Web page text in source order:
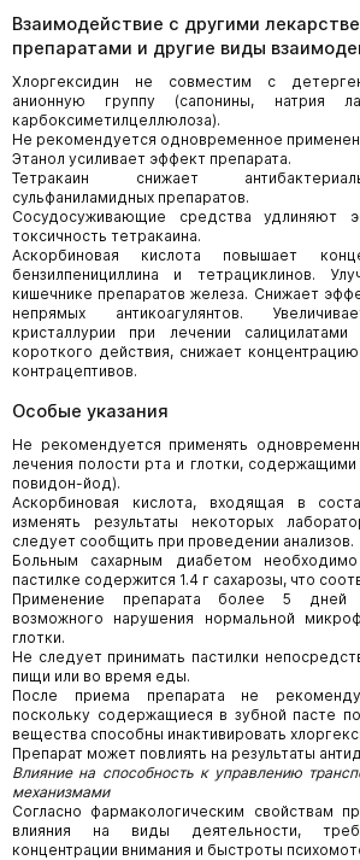
Взаимодействие с другими
препаратами и другие виды
Хлоргексидин не совместим с
анионную группу (сапонины, натрия
карбоксиметилцеллюлоза).
Не рекомендуется одновременное
Этанол усиливает эффект препарата.
Тетракаин снижает
сульфаниламидных препаратов.
Сосудосуживающие средства удлиняют
токсичность тетракаина.
Аскорбиновая кислота повышает
бензилпенициллина и тетрациклинов.
кишечнике препаратов железа. Снижает
непрямых антикоагулянтов.
кристаллурии при лечении
короткого действия, снижает
контрацептивов.
Особые указания
Не рекомендуется применять
лечения полости рта и глотки,
повидон-йод).
Аскорбиновая кислота, входящая в
изменять результаты некоторых
следует сообщить при проведении анализов.
Больным сахарным диабетом
пастилке содержится 1.4 г сахарозы, что
Применение препарата более 5 дней
возможного нарушения нормальной
глотки.
Не следует принимать пастилки
пищи или во время еды.
После приема препарата не
поскольку содержащиеся в зубной пасте
вещества способны инактивировать
Препарат может повлиять на результаты
Влияние на способность к управлению
механизмами
Согласно фармакологическим свойствам
влияния на виды деятельности,
концентрации внимания и быстроты